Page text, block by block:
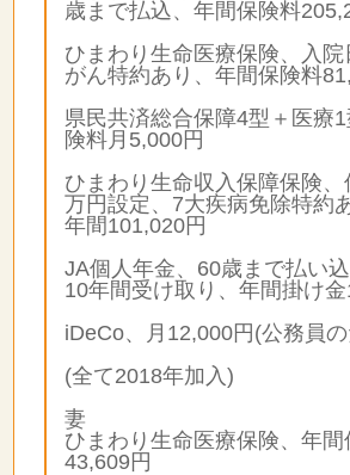
歳まで払込、年間保険料
ひまわり生命医療保険、入院
がん特約あり、年間保険料
県民共済総合保障4型＋医療
険料月5,000円
ひまわり生命収入保障保険
万円設定、7大疾病免除特約
年間101,020円
JA個人年金、60歳まで払い
10年間受け取り、年間掛け
iDeCo、月12,000円(公務員
(全て2018年加入)
妻
ひまわり生命医療保険、年間
43,609円